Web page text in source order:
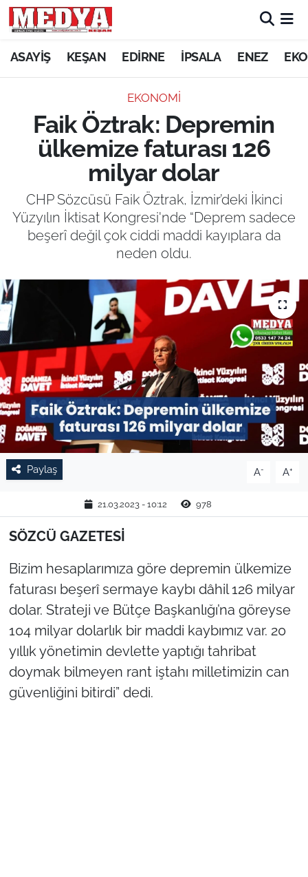
ASAYİŞ KEŞAN EDİRNE İPSALA ENEZ
EKONOMİ
Faik Öztrak: Depremin
ülkemize faturası 126
milyar dolar
CHP Sözcüsü Faik Öztrak, İzmir’deki İkinci
Yüzyılın İktisat Kongresi'nde “Deprem sadece
beşerî değil çok ciddi maddi kayıplara da
neden oldu.
Paylaş A- A+
21.03.2023 - 10:12 978
SÖZCÜ GAZETESİ
Bizim hesaplarımıza göre depremin ülkemize
faturası beşerî sermaye kaybı dâhil 126 milyar
dolar. Strateji ve Bütçe Başkanlığı’na göreyse
104 milyar dolarlık bir maddi kaybımız var. 20
yıllık yönetimin devlette yaptığı tahribat
doymak bilmeyen rant iştahı milletimizin can
güvenliğini bitirdi” dedi.
KEŞAN
ASAYİŞ
SİYASET
GÜNDEM
EKONOMİ
TARIM VE HAYVANCILIK
KÜLTÜR SANAT
RESMİ İLAN
SPOR
YAŞAM
TEKİRDAĞ
KIRKLARELİ
ÇANAKKALE
TÜRKİYE
Bölge